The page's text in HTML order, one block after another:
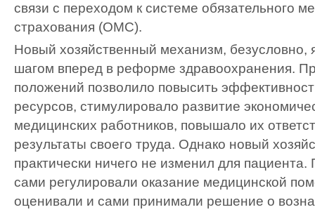
связи с переходом к системе обязательного
страхования (ОМС).
Новый хозяйственный механизм, безусловно,
шагом вперед в реформе здравоохранения.
положений позволило повысить
ресурсов, стимулировало развитие
медицинских работников, повышало их
результаты своего труда. Однако новый
практически ничего не изменил для
сами регулировали оказание медицинской
оценивали и сами принимали решение о